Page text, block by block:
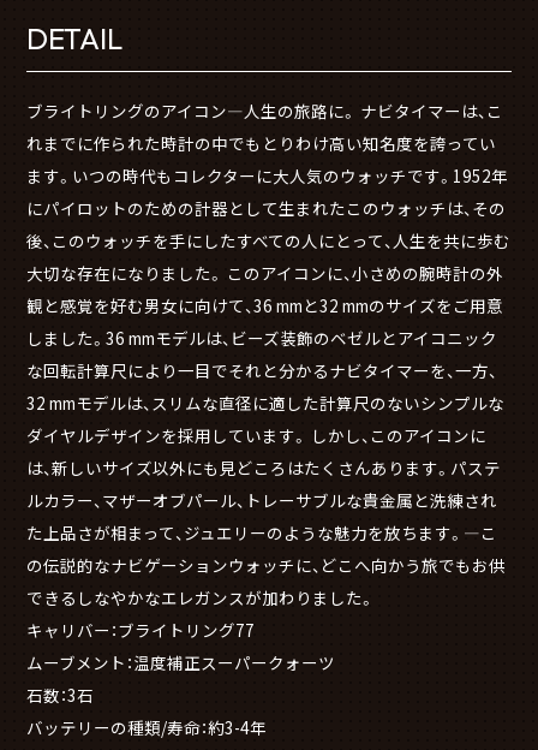
DETAIL
ブライトリングのアイコン―人生の旅路に。 ナビタイマーは、こ
れまでに作られた時計の中でもとりわけ高い知名度を誇ってい
ます。いつの時代もコレクターに大人気のウォッチです。1952年
にパイロットのための計器として生まれたこのウォッチは、その
後、このウォッチを手にしたすべての人にとって、人生を共に歩む
大切な存在になりました。 このアイコンに、小さめの腕時計の外
観と感覚を好む男女に向けて、36 mmと32 mmのサイズをご用意
しました。36 mmモデルは、ビーズ装飾のベゼルとアイコニック
な回転計算尺により一目でそれと分かるナビタイマーを、一方、
32 mmモデルは、スリムな直径に適した計算尺のないシンプルな
ダイヤルデザインを採用しています。 しかし、このアイコンに
は、新しいサイズ以外にも見どころはたくさんあります。パステ
ルカラー、マザーオブパール、トレーサブルな貴金属と洗練され
た上品さが相まって、ジュエリーのような魅力を放ちます。―こ
の伝説的なナビゲーションウォッチに、どこへ向かう旅でもお供
できるしなやかなエレガンスが加わりました。
キャリバー：ブライトリング77
ムーブメント：温度補正スーパークォーツ
石数：3石
バッテリーの種類/寿命：約3-4年